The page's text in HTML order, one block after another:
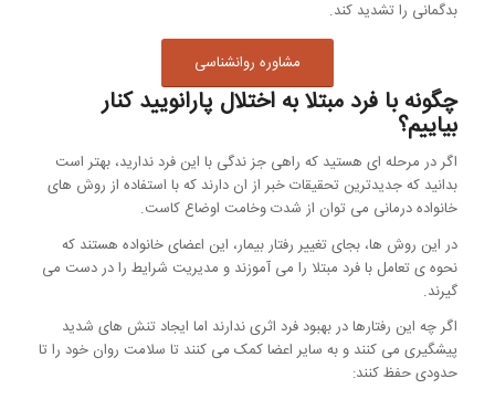
بدگمانی را تشدید کند.
مشاوره روانشناسی
چگونه با فرد مبتلا به اختلال پارانویید کنار
بیاییم؟
اگر در مرحله ای هستید که راهی جز ندگی با این فرد ندارید، بهتر است
بدانید که جدیدترین تحقیقات خبر از ان دارند که با استفاده از روش های
خانواده درمانی می توان از شدت وخامت اوضاع کاست.
در این روش ها، بجای تغییر رفتار بیمار، این اعضای خانواده هستند که
نحوه ی تعامل با فرد مبتلا را می آموزند و مدیریت شرایط را در دست می
گیرند.
اگر چه این رفتارها در بهبود فرد اثری ندارند اما ایجاد تنش های شدید
پیشگیری می کنند و به سایر اعضا کمک می کنند تا سلامت روان خود را تا
حدودی حفظ کنند: